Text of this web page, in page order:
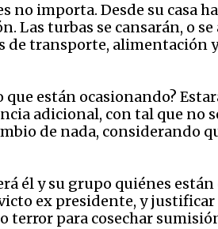
no importa. Desde su casa
turbas se cansarán, o
transporte, alimentación
están ocasionando?
adicional, con tal que no
de nada, considerando
él y su grupo quiénes
ex presidente, y
terror para cosechar